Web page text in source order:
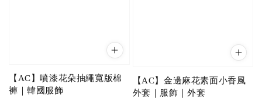
【AC】噴漆花朵抽繩寬版棉
褲｜韓國服飾
【AC】金邊麻花素面小香風
外套｜服飾｜外套